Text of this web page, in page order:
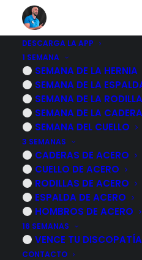
DESCARGA LA APP
1 SEMANA
SEMANA DE LA HERNIA
SEMANA DE LA
SEMANA DE LA RODILLA
SEMANA DE LA CADERA
SEMANA DEL CUELLO
3 SEMANAS
CADERAS DE ACERO
CUELLO DE ACERO
RODILLAS DE ACERO
ESPALDA DE ACERO
HOMBROS DE ACERO
16 SEMANAS
VENCE TU DISCOPATÍA
CONTACTO
Otros
Descubre a otras
25 noviembre, 2022
Dolor de hombro
fase avanzada